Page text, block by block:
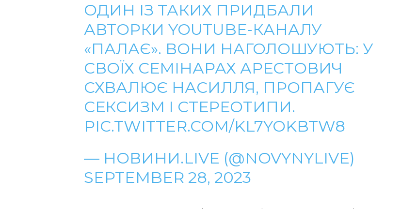
ОДИН ІЗ ТАКИХ ПРИДБАЛИ
АВТОРКИ YOUTUBE-КАНАЛУ
«ПАЛАЄ». ВОНИ НАГОЛОШУЮТЬ: У
СВОЇХ СЕМІНАРАХ АРЕСТОВИЧ
СХВАЛЮЄ НАСИЛЛЯ, ПРОПАГУЄ
СЕКСИЗМ І СТЕРЕОТИПИ.
PIC.TWITTER.COM/KL7YOKBTW8
— НОВИНИ.LIVE (@NOVYNYLIVE)
SEPTEMBER 28, 2023